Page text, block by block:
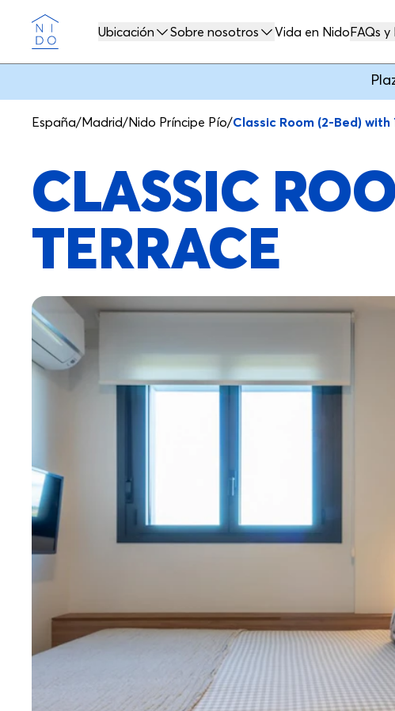
Nido
Ubicación Sobre nosotros Vida en NidoFAQs y
España/Madrid/Nido Príncipe Pío/Classic Room (2-Bed) with
CLASSIC
TERRACE